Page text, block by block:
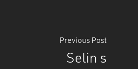
Previous Post
Selin s